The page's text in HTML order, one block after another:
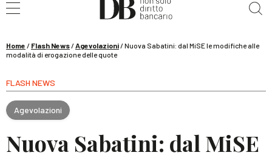
WEBINAR / 1° Ottobre
La riforma del sistema sanzionatorio del TUF
Home / Flash News/Agevolazioni/Nuova Sabatini: dal MiSE le modifiche alle
modalità di erogazione delle quote
FLASH NEWS
Agevolazioni
Nuova Sabatini: dal MiSE